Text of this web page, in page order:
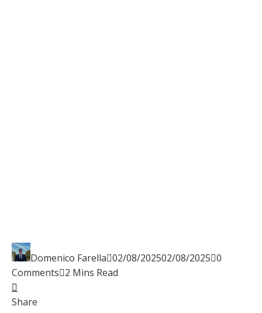
Domenico Farella 02/08/202502/08/2025 0
Comments 2 Mins Read
Facebook
Twitter
LinkedIn
Pinterest
Share